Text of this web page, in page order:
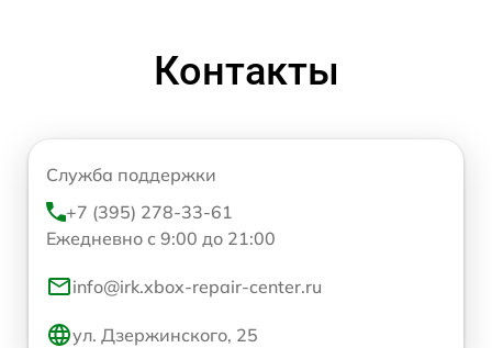
Контакты
Служба поддержки
+7 (395) 278-33-61
Ежедневно с 9:00 до 21:00
info@irk.xbox-repair-center.ru
ул. Дзержинского, 25